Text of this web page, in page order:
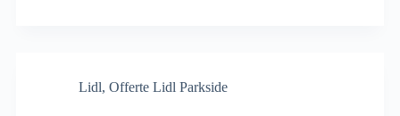
Lidl, Offerte Lidl Parkside